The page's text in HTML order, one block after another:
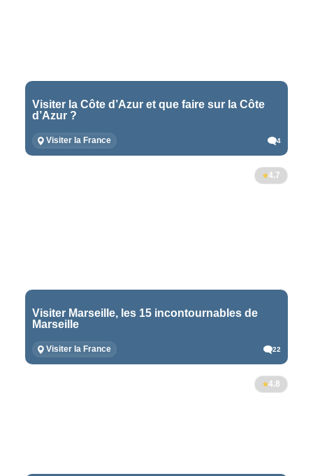
Visiter la Côte d’Azur et que faire sur la Côte
d’Azur ?
Visiter la France 4
4.7
Visiter Marseille, les 15 incontournables de
Marseille
Visiter la France 22
4.8